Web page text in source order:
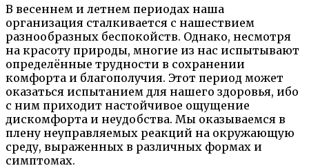
В весеннем и летнем периодах наша
организация сталкивается с нашествием
разнообразных беспокойств. Однако, несмотря
на красоту природы, многие из нас испытывают
определённые трудности в сохранении
комфорта и благополучия. Этот период может
оказаться испытанием для нашего здоровья, ибо
с ним приходит настойчивое ощущение
дискомфорта и неудобства. Мы оказываемся в
плену неуправляемых реакций на окружающую
среду, выраженных в различных формах и
симптомах.